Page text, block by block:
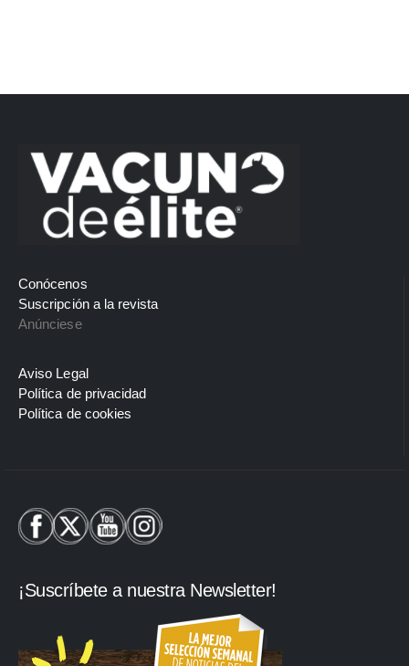
Conócenos
Suscripción a la revista
Anúnciese
Aviso Legal
Política de privacidad
Política de cookies
¡Suscríbete a nuestra Newsletter!